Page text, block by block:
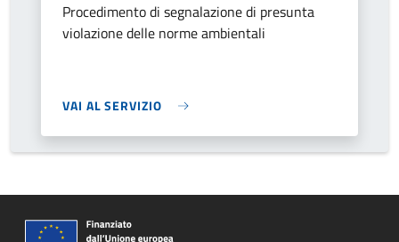
Procedimento di segnalazione di presunta
violazione delle norme ambientali
VAI AL SERVIZIO